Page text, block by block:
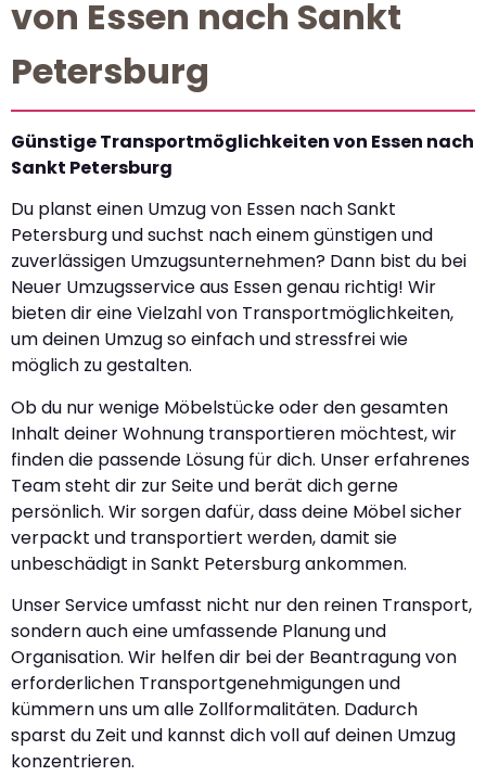
von Essen nach Sankt
Petersburg
Günstige Transportmöglichkeiten von Essen nach
Sankt Petersburg
Du planst einen Umzug von Essen nach Sankt
Petersburg und suchst nach einem günstigen und
zuverlässigen Umzugsunternehmen? Dann bist du bei
Neuer Umzugsservice aus Essen genau richtig! Wir
bieten dir eine Vielzahl von Transportmöglichkeiten,
um deinen Umzug so einfach und stressfrei wie
möglich zu gestalten.
Ob du nur wenige Möbelstücke oder den gesamten
Inhalt deiner Wohnung transportieren möchtest, wir
finden die passende Lösung für dich. Unser erfahrenes
Team steht dir zur Seite und berät dich gerne
persönlich. Wir sorgen dafür, dass deine Möbel sicher
verpackt und transportiert werden, damit sie
unbeschädigt in Sankt Petersburg ankommen.
Unser Service umfasst nicht nur den reinen Transport,
sondern auch eine umfassende Planung und
Organisation. Wir helfen dir bei der Beantragung von
erforderlichen Transportgenehmigungen und
kümmern uns um alle Zollformalitäten. Dadurch
sparst du Zeit und kannst dich voll auf deinen Umzug
konzentrieren.